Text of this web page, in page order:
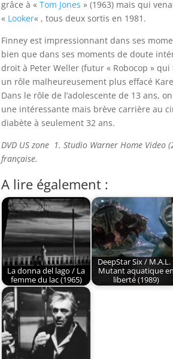
grâce à «Tom Jones » (1963) mais qui
« Looker« , tous deux sortis en 1981.
Finney est impressionnant dans ses
bien que dans ses moments de doute
droit à Peter Weller (futur « Robocop »
un rôle malheureusement plus effacé
Dans le rôle de l’adolescente de 13 ans,
une intéressante mais brève carrière au
diabète à seulement 32 ans.
DVD US zone 1. Studio Warner Home
française.
A lire également :
La donna del lago / La
femme du lac (1965)
DeepStar Six / M.A.L.
Mutant aquatique en
liberté (1989)